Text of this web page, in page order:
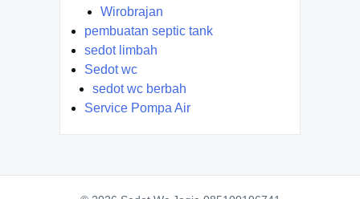
Wirobrajan
pembuatan septic tank
sedot limbah
Sedot wc
sedot wc berbah
Service Pompa Air